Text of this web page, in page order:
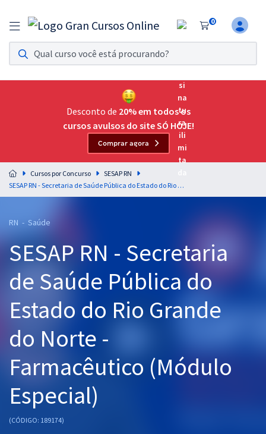
0
Assinatura Ilimitada 11
Acesso a todos os cursos. Teste grátis por 7 dias!
Assinatura OAB Até Passar
Acesso ilimitado a toda preparação para o Exame da
Residências Multiprofissionais
Preparação completa e intensiva para as principais
residências em saúde do Brasil
Cursos 20% OFF
Pós
Graduação
OAB
Questões grátis
Desconto de 20% em todos os
cursos avulsos do site SÓ HOJE!
Comprar agora
Cursos por Concurso
SESAP RN
SESAP RN - Secretaria de Saúde Pública do Estado do Rio Grande do Norte - Farmacêutico (Módulo Especial)
RN - Saúde
SESAP RN - Secretaria
de Saúde Pública do
Estado do Rio Grande
do Norte -
Farmacêutico (Módulo
Especial)
(CÓDIGO: 189174)